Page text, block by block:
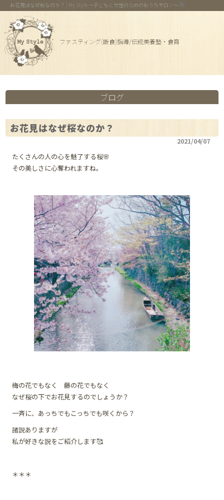
お花見はなぜ桜なのか？ | My Style 〜子どもと女性のためのおうちサロン〜
ファスティング(断食)指導/伝統美養塾・食育
ブログ
お花見はなぜ桜なのか？
2021/04/07
たくさんの人の心を魅了する桜🌸
その美しさに心奪われますね。
梅の花でもなく 藤の花でもなく
なぜ桜の下でお花見するのでしょうか？
一斉に、あっちでもこっちでも咲くから？
諸説ありますが
私が好きな説をご紹介します🥰
＊＊＊